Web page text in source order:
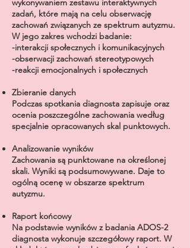
wykonywaniem zestawu interaktywnych
zadań, które mają na celu obserwację
zachowań związanych ze spektrum autyzmu.
W jego zakres wchodzi badanie:
-interakcji społecznych i komunikacyjnych
-obserwacji zachowań stereotypowych
-reakcji emocjonalnych i społecznych
Zbieranie danych
Podczas spotkania diagnosta zapisuje oraz
ocenia poszczególne zachowania według
specjalnie opracowanych skal punktowych.
Analizowanie wyników
Zachowania są punktowane na określonej
skali. Wyniki są podsumowywane. Daje to
ogólną ocenę w obszarze spektrum
autyzmu.
Raport końcowy
Na podstawie wyników z badania ADOS-2
diagnosta wykonuje szczegółowy raport. W